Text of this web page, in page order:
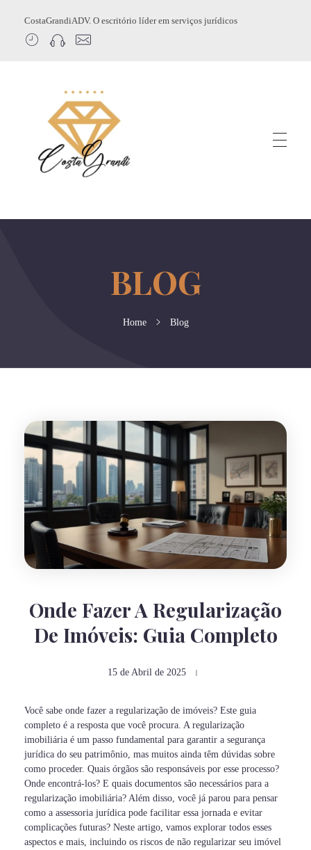
CostaGrandiADV. O escritório líder em serviços jurídicos
Home Blog
Onde Fazer A Regularização
De Imóveis: Guia Completo
15 de Abril de 2025
Você sabe onde fazer a regularização de imóveis? Este guia
completo é a resposta que você procura. A regularização
imobiliária é um passo fundamental para garantir a segurança
jurídica do seu patrimônio, mas muitos ainda têm dúvidas sobre
como proceder. Quais órgãos são responsáveis por esse processo?
Onde encontrá-los? E quais documentos são necessários para a
regularização imobiliária? Além disso, você já parou para pensar
como a assessoria jurídica pode facilitar essa jornada e evitar
complicações futuras? Neste artigo, vamos explorar todos esses
aspectos e mais, incluindo os riscos de não regularizar seu imóvel